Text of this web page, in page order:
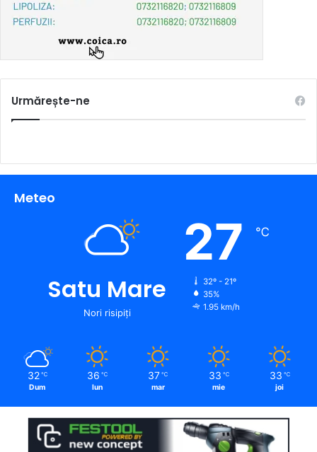
Urmărește-ne
Meteo
Satu Mare
Nori risipiți
27 ℃
32º - 21º
35%
1.95 km/h
32 ℃
Dum
36 ℃
lun
37 ℃
mar
33 ℃
mie
33 ℃
joi